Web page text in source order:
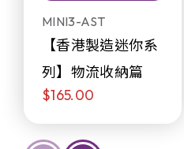
MINI3-AST
【香港製造迷你系
列】物流收納篇
$165.00